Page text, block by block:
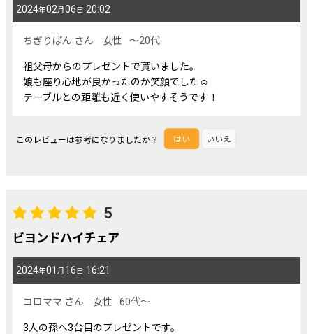
星の数:
性別:
並び順:
2024年02月06日 20:02
ちぎりぱん さん 女性 ～20代
祖父母からのプレゼントで貰いました。
娘も座り心地が良かったのか笑顔でした☺︎
テーブルとの距離も近く使いやすそうです！
このレビューは参考になりましたか？ はい いいえ
5
ビヨンドハイチェア
2024年01 月 16日 16:21
コロママ さん 女性 60代～
3人の孫へ3台目のプレゼントです。